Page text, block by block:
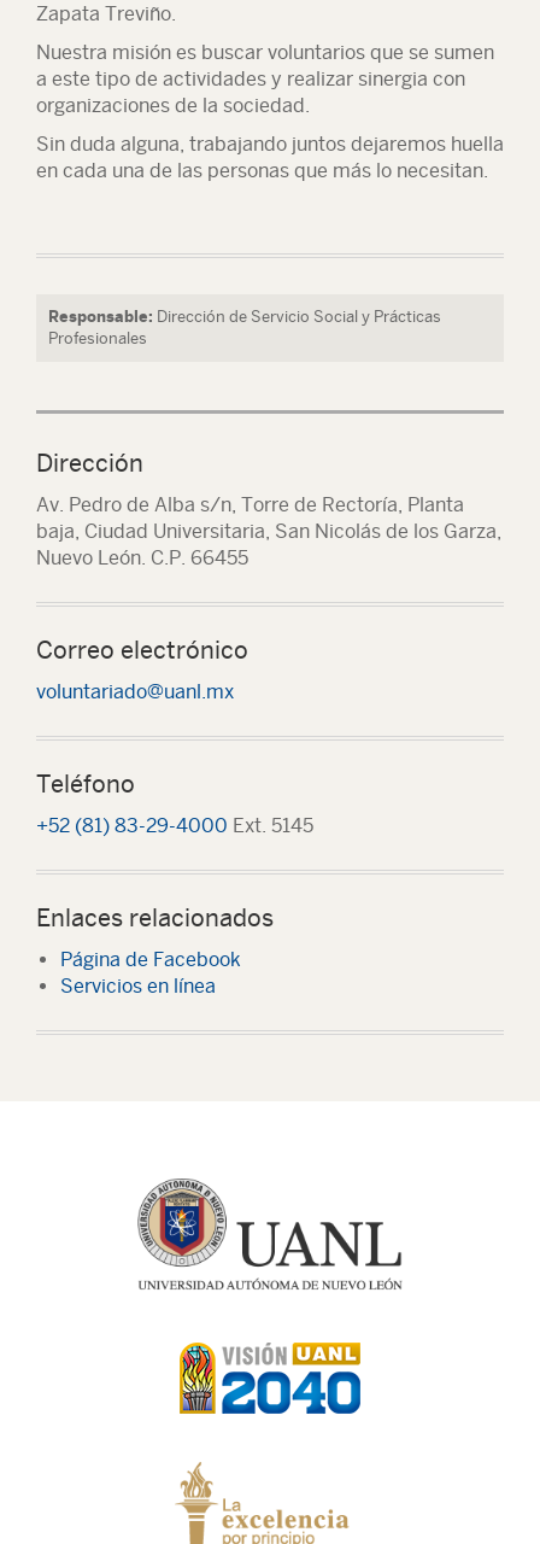
Zapata Treviño.
Nuestra misión es buscar voluntarios que se sumen
a este tipo de actividades y realizar sinergia con
organizaciones de la sociedad.
Sin duda alguna, trabajando juntos dejaremos huella
en cada una de las personas que más lo necesitan.
Responsable: Dirección de Servicio Social y Prácticas
Profesionales
Dirección
Av. Pedro de Alba s/n, Torre de Rectoría, Planta
baja, Ciudad Universitaria, San Nicolás de los Garza,
Nuevo León. C.P. 66455
Correo electrónico
voluntariado@uanl.mx
Teléfono
+52 (81) 83-29-4000 Ext. 5145
Enlaces relacionados
Página de Facebook
Servicios en línea